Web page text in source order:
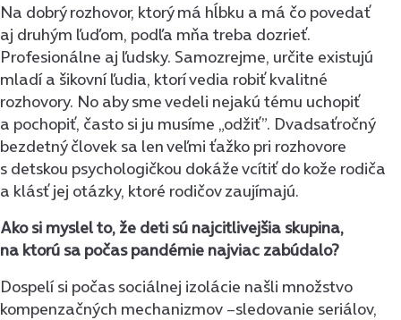
Na dobrý rozhovor, ktorý má hĺbku a má čo povedať
aj druhým ľuďom, podľa mňa treba dozrieť.
Profesionálne aj ľudsky. Samozrejme, určite existujú
mladí a šikovní ľudia, ktorí vedia robiť kvalitné
rozhovory. No aby sme vedeli nejakú tému uchopiť
a pochopiť, často si ju musíme „odžiť”. Dvadsaťročný
bezdetný človek sa len veľmi ťažko pri rozhovore
s detskou psychologičkou dokáže vcítiť do kože rodiča
a klásť jej otázky, ktoré rodičov zaujímajú.
Ako si myslel to, že deti sú najcitlivejšia skupina,
na ktorú sa počas pandémie najviac zabúdalo?
Dospelí si počas sociálnej izolácie našli množstvo
kompenzačných mechanizmov −sledovanie seriálov,